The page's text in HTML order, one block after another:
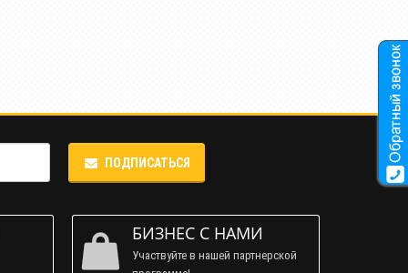
ПОДПИСАТЬСЯ
БИЗНЕС С НАМИ
Участвуйте в нашей партнерской